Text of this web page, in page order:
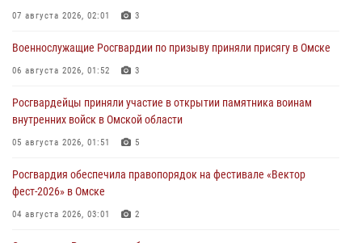
07 августа 2026, 02:01 3
Военнослужащие Росгвардии по призыву приняли присягу в Омске
06 августа 2026, 01:52 3
Росгвардейцы приняли участие в открытии памятника воинам
внутренних войск в Омской области
05 августа 2026, 01:51 5
Росгвардия обеспечила правопорядок на фестивале «Вектор
фест-2026» в Омске
04 августа 2026, 03:01 2